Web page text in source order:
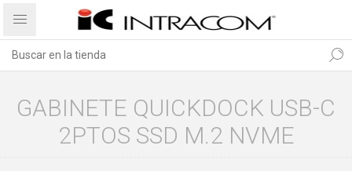
GABINETE QUICKDOCK USB-C
2PTOS SSD M.2 NVME